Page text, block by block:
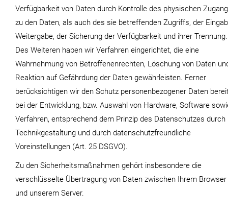
Verfügbarkeit von Daten durch Kontrolle des physischen
zu den Daten, als auch des sie betreffenden Zugriffs, der
Weitergabe, der Sicherung der Verfügbarkeit und ihrer Trennung.
Des Weiteren haben wir Verfahren eingerichtet, die eine
Wahrnehmung von Betroffenenrechten, Löschung von Daten
Reaktion auf Gefährdung der Daten gewährleisten. Ferner
berücksichtigen wir den Schutz personenbezogener Daten
bei der Entwicklung, bzw. Auswahl von Hardware, Software
Verfahren, entsprechend dem Prinzip des Datenschutzes durch
Technikgestaltung und durch datenschutzfreundliche
Voreinstellungen (Art. 25 DSGVO).
Zu den Sicherheitsmaßnahmen gehört insbesondere die
verschlüsselte Übertragung von Daten zwischen Ihrem Browser
und unserem Server.